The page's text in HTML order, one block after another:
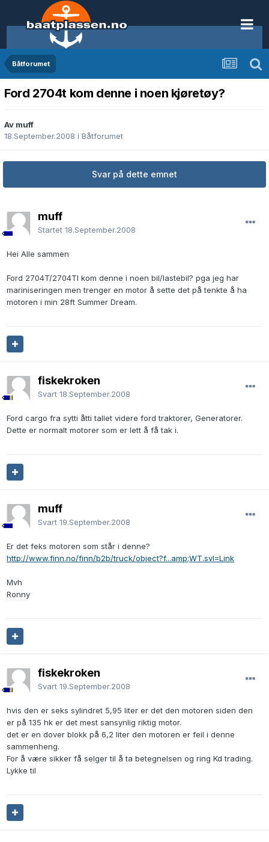
Båtforumet
Ford 2704t kom denne i noen kjøretøy?
Av muff
18.September.2008 i Båtforumet
Svar på dette emnet
muff
Startet 18.September.2008
Hei Alle sammen
Ford 2704T/2704TI kom denne i noen bil/lastebil? pga jeg har
mariniseringen men trenger en motor å sette det på tenkte å ha
motoren i min 28ft Summer Dream.
fiskekroken
Svart 18.September.2008
Ford cargo fra sytti åtti tallet videre ford traktorer, Generatorer.
Dette er normalt motorer som er lett å få tak i.
muff
Svart 19.September.2008
Er det feks motoren som står i denne?
http://www.finn.no/finn/b2b/truck/object?f...amp;WT.svl=Link
Mvh
Ronny
fiskekroken
Svart 19.September.2008
hvis den er seks sylindret 5,95 liter er det den motoren siden den
er på 135 hk er det mest sansynlig riktig motor.
det er en dover blokk på 6,2 liter den motoren er feil i denne
sammenheng.
For å være sikker få selger til å ta betegnelsen og ring Kd trading.
Lykke til